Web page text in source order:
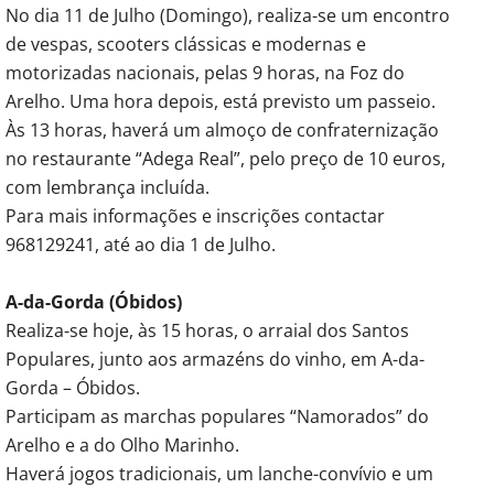
No dia 11 de Julho (Domingo), realiza-se um encontro
de vespas, scooters clássicas e modernas e
motorizadas nacionais, pelas 9 horas, na Foz do
Arelho. Uma hora depois, está previsto um passeio.
Às 13 horas, haverá um almoço de confraternização
no restaurante “Adega Real”, pelo preço de 10 euros,
com lembrança incluída.
Para mais informações e inscrições contactar
968129241, até ao dia 1 de Julho.
A-da-Gorda (Óbidos)
Realiza-se hoje, às 15 horas, o arraial dos Santos
Populares, junto aos armazéns do vinho, em A-da-
Gorda – Óbidos.
Participam as marchas populares “Namorados” do
Arelho e a do Olho Marinho.
Haverá jogos tradicionais, um lanche-convívio e um